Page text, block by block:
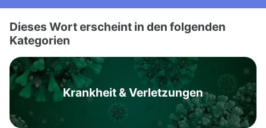
Dieses Wort erscheint in den folgenden
Kategorien
Krankheit & Verletzungen